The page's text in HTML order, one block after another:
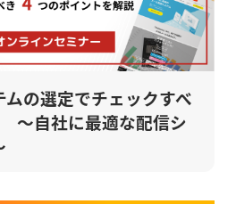
ムの選定でチェックすべ
～自社に最適な配信シ